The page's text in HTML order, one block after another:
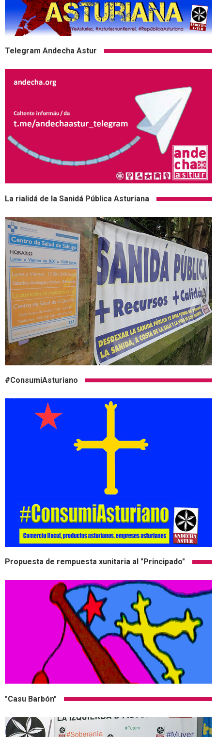
Telegram Andecha Astur
La rialidá de la Sanidá Pública Asturiana
#ConsumiAsturiano
Propuesta de rempuesta xunitaria al "Principado"
"Casu Barbón"